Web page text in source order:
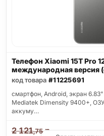
Телефон Xiaomi 15T Pro
международная версия
код товара #11225691
смартфон, Android, экран
Mediatek Dimensity 9400+,
аккуму…
2 121,75р.